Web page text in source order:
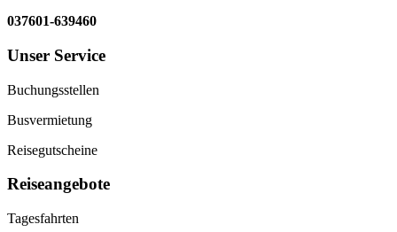
037601-639460
Unser Service
Buchungsstellen
Busvermietung
Reisegutscheine
Reiseangebote
Tagesfahrten